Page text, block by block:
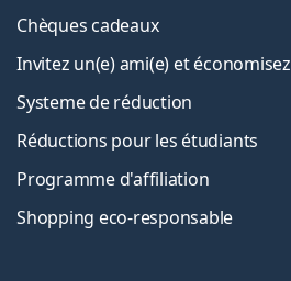
Chèques cadeaux
Invitez un(e) ami(e) et économisez
Systeme de réduction
Réductions pour les étudiants
Programme d'affiliation
Shopping eco-responsable